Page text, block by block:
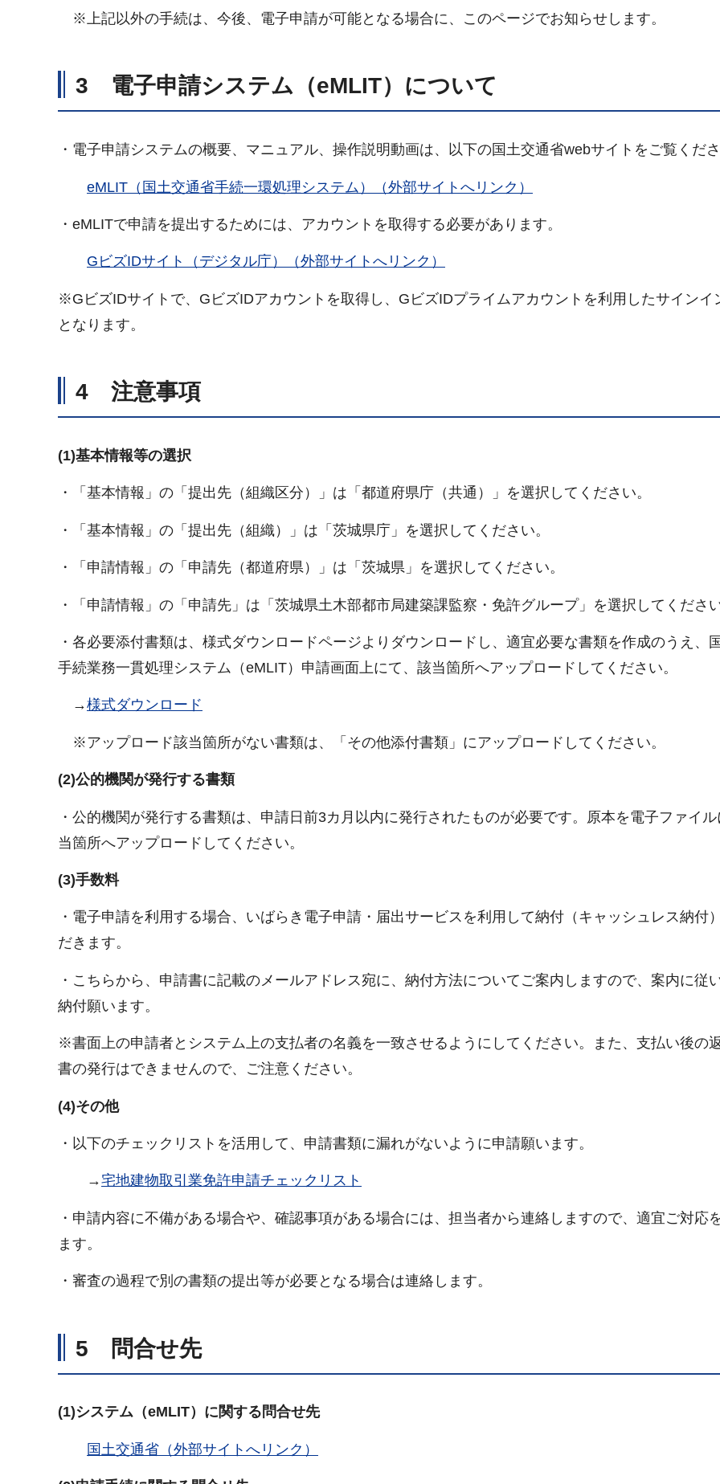
※上記以外の手続は、今後、電子申請が可能となる場合に、このページでお知らせします。
3 電子申請システム（eMLIT）について
・電子申請システムの概要、マニュアル、操作説明動画は、以下の国土交通省webサイトをご覧くださ
eMLIT（国土交通省手続一環処理システム）（外部サイトへリンク）
・eMLITで申請を提出するためには、アカウントを取得する必要があります。
GビズIDサイト（デジタル庁）（外部サイトへリンク）
※GビズIDサイトで、GビズIDアカウントを取得し、GビズIDプライムアカウントを利用したサインイ
となります。
4 注意事項
(1)基本情報等の選択
・「基本情報」の「提出先（組織区分）」は「都道府県庁（共通）」を選択してください。
・「基本情報」の「提出先（組織）」は「茨城県庁」を選択してください。
・「申請情報」の「申請先（都道府県）」は「茨城県」を選択してください。
・「申請情報」の「申請先」は「茨城県土木部都市局建築課監察・免許グループ」を選択してください
・各必要添付書類は、様式ダウンロードページよりダウンロードし、適宜必要な書類を作成のうえ、
手続業務一貫処理システム（eMLIT）申請画面上にて、該当箇所へアップロードしてください。
→様式ダウンロード
※アップロード該当箇所がない書類は、「その他添付書類」にアップロードしてください。
(2)公的機関が発行する書類
・公的機関が発行する書類は、申請日前3カ月以内に発行されたものが必要です。原本を電子ファイ
当箇所へアップロードしてください。
(3)手数料
・電子申請を利用する場合、いばらき電子申請・届出サービスを利用して納付（キャッシュレス納付
だきます。
・こちらから、申請書に記載のメールアドレス宛に、納付方法についてご案内しますので、案内に従
納付願います。
※書面上の申請者とシステム上の支払者の名義を一致させるようにしてください。また、支払い後の
書の発行はできませんので、ご注意ください。
(4)その他
・以下のチェックリストを活用して、申請書類に漏れがないように申請願います。
→宅地建物取引業免許申請チェックリスト
・申請内容に不備がある場合や、確認事項がある場合には、担当者から連絡しますので、適宜ご対応
ます。
・審査の過程で別の書類の提出等が必要となる場合は連絡します。
5 問合せ先
(1)システム（eMLIT）に関する問合せ先
国土交通省（外部サイトへリンク）